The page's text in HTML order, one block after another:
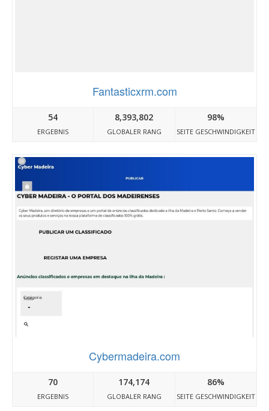
Fantasticxrm.com
54
ERGEBNIS
8,393,802
GLOBALER RANG
98%
SEITE GESCHWINDIGKEIT
Cybermadeira.com
70
ERGEBNIS
174,174
GLOBALER RANG
86%
SEITE GESCHWINDIGKEIT